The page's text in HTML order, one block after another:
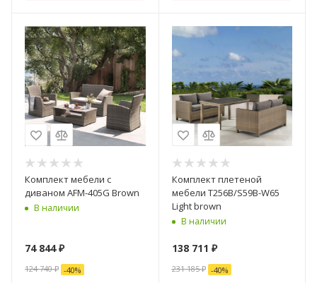
Комплект мебели с
диваном AFM-405G Brown
В наличии
74 844₽
124 740₽ -40%
Комплект плетеной
мебели T256B/S59B-W65
Light brown
В наличии
138 711 ₽
231 185₽ -40%